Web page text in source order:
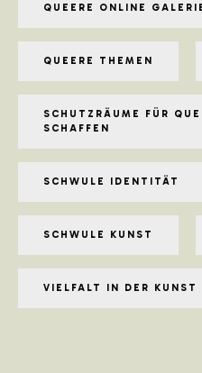
QUEERE ONLINE
QUEERE THEMEN
SCHUTZRÄUME FÜR
SCHAFFEN
SCHWULE IDENTITÄT
SCHWULE KUNST
VIELFALT IN DER KUNST